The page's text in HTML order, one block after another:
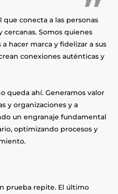
conecta a las personas
cercanas. Somos quienes
hacer marca y fidelizar a sus
conexiones auténticas y
queda ahí. Generamos valor
y organizaciones y a
un engranaje fundamental
optimizando procesos y
prueba repite. El último